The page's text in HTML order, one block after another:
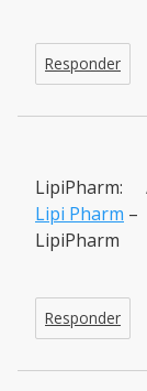
Responder
LipiPharm:
Lipi Pharm –
LipiPharm
Responder